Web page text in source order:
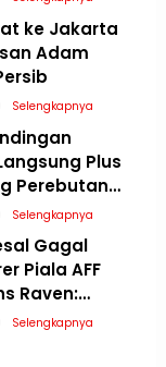
Dunia 2026
ke Jakarta
Adam
Selengkapnya
Plus
Perebutan
Final Piala
Selengkapnya
Gagal
Piala AFF
Raven:
Juara!
Selengkapnya